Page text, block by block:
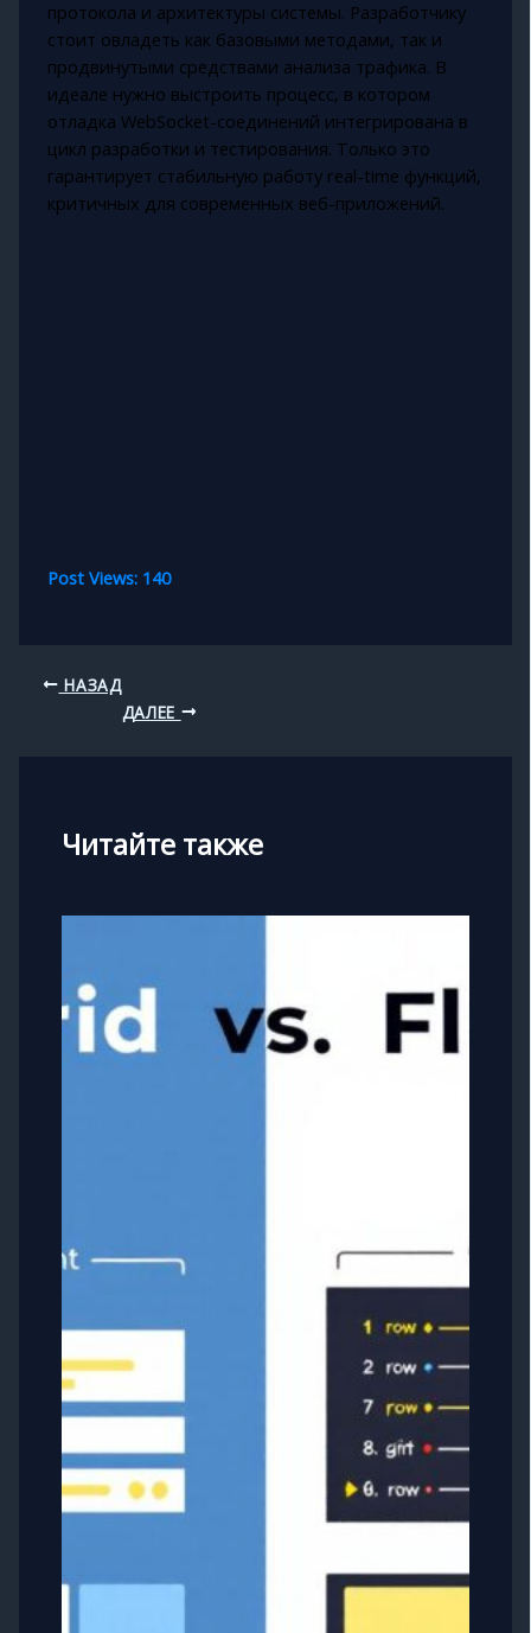
протокола и архитектуры системы. Разработчику
стоит овладеть как базовыми методами, так и
продвинутыми средствами анализа трафика. В
идеале нужно выстроить процесс, в котором
отладка WebSocket-соединений интегрирована в
цикл разработки и тестирования. Только это
гарантирует стабильную работу real-time функций,
критичных для современных веб-приложений.
Post Views: 140
НАЗАД
ДАЛЕЕ
Читайте также